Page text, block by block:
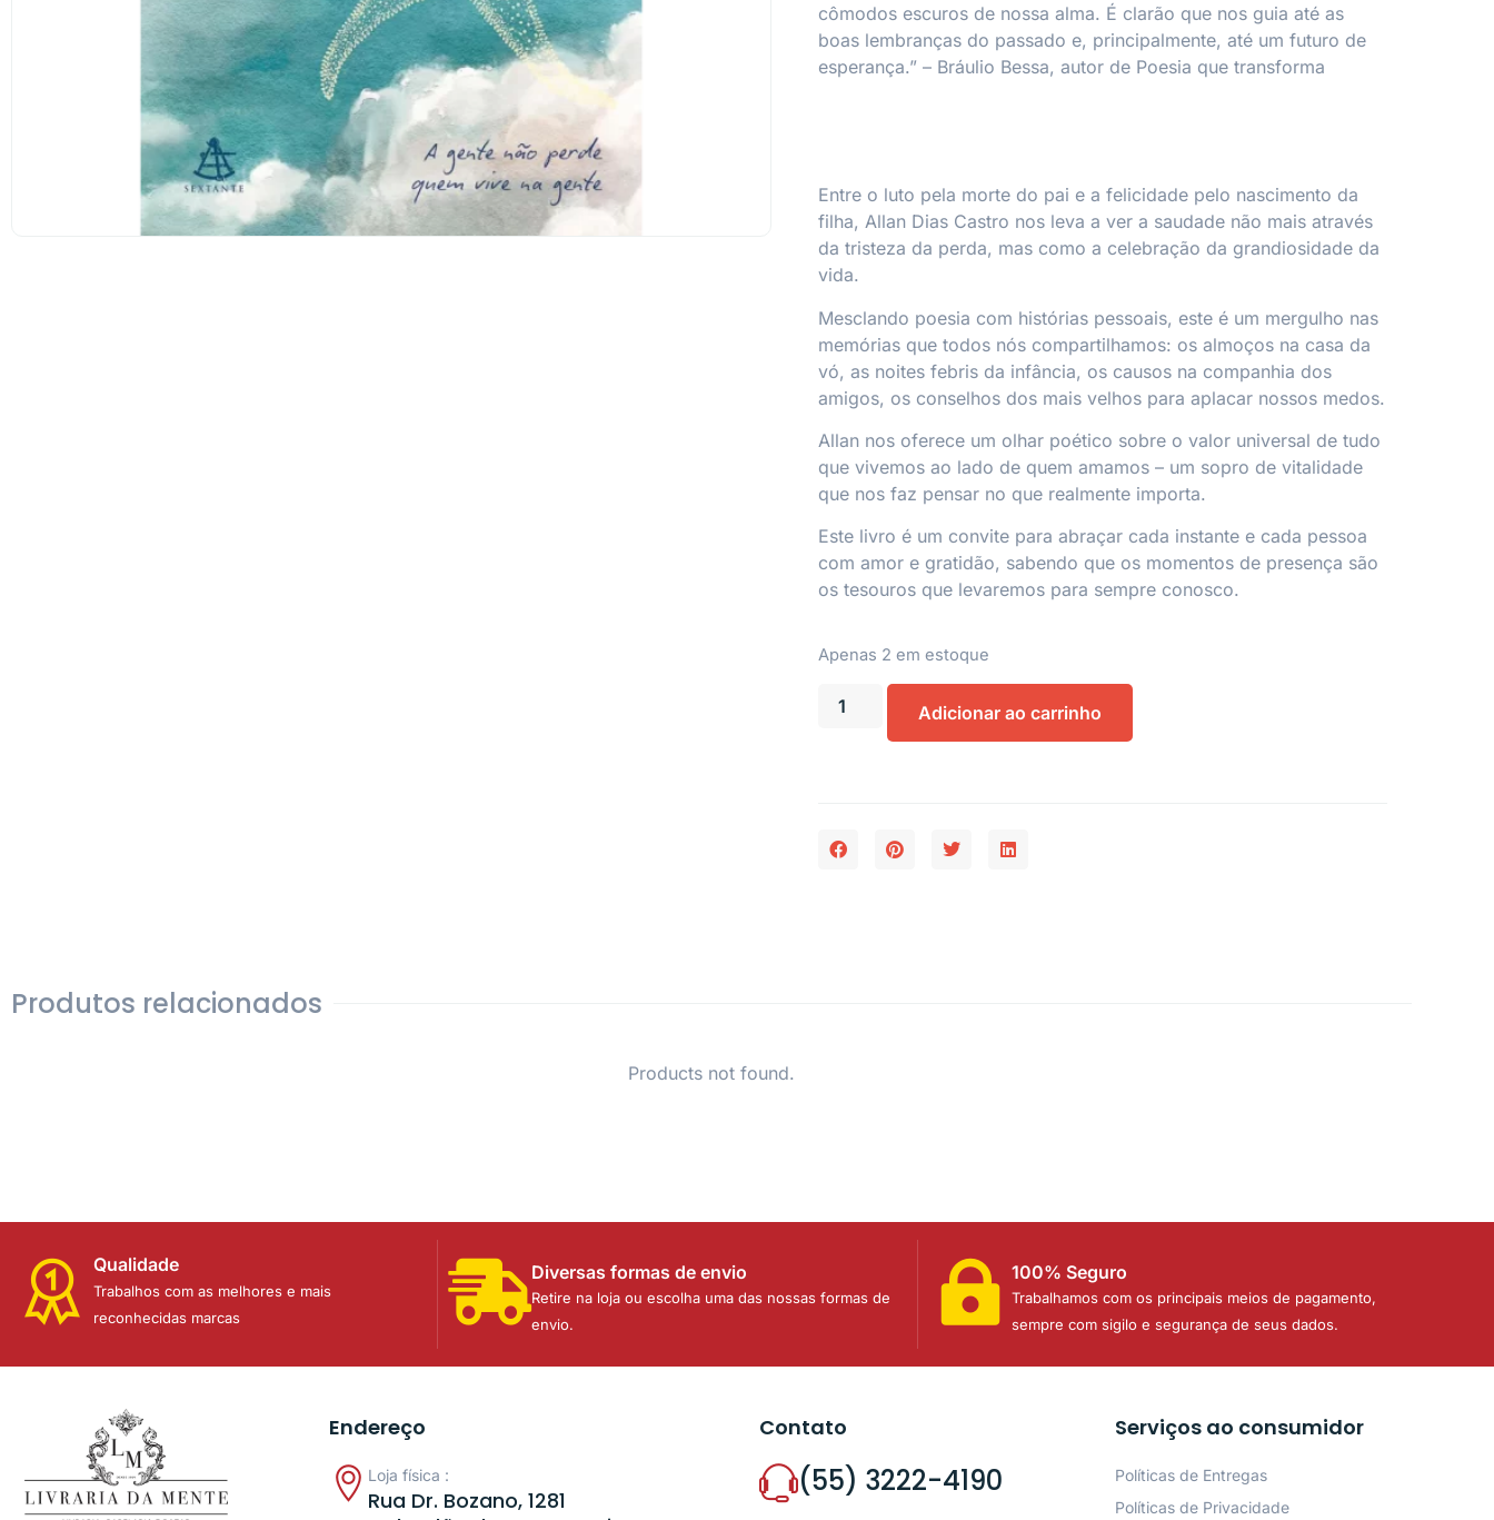
cômodos escuros de nossa alma. É clarão que nos guia até as
boas lembranças do passado e, principalmente, até um futuro de
esperança.” – Bráulio Bessa, autor de Poesia que transforma
Entre o luto pela morte do pai e a felicidade pelo nascimento da
filha, Allan Dias Castro nos leva a ver a saudade não mais através
da tristeza da perda, mas como a celebração da grandiosidade da
vida.
Mesclando poesia com histórias pessoais, este é um mergulho nas
memórias que todos nós compartilhamos: os almoços na casa da
vó, as noites febris da infância, os causos na companhia dos
amigos, os conselhos dos mais velhos para aplacar nossos medos.
Allan nos oferece um olhar poético sobre o valor universal de tudo
que vivemos ao lado de quem amamos – um sopro de vitalidade
que nos faz pensar no que realmente importa.
Este livro é um convite para abraçar cada instante e cada pessoa
com amor e gratidão, sabendo que os momentos de presença são
os tesouros que levaremos para sempre conosco.
Apenas 2 em estoque
Adicionar ao carrinho
Produtos relacionados
Products not found.
Qualidade
Trabalhos com as melhores e mais
reconhecidas marcas
Diversas formas de envio
Retire na loja ou escolha uma das nossas formas de
envio.
100% Seguro
Trabalhamos com os principais meios de pagamento,
sempre com sigilo e segurança de seus dados.
Endereço
Loja física :
Rua Dr. Bozano, 1281
Contato
(55) 3222-4190
Serviços ao consumidor
Políticas de Entregas
Políticas de Privacidade